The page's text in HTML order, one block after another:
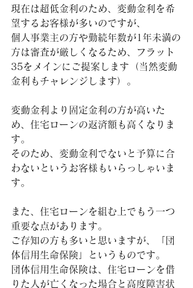
現在は超低金利のため、変動金利を希
望するお客様が多いのですが、
個人事業主の方や勤続年数が1年未満の
方は審査が厳しくなるため、フラット
35をメインにご提案します（当然変動
金利もチャレンジします）。
変動金利より固定金利の方が高いた
め、住宅ローンの返済額も高くなりま
す。
そのため、変動金利でないと予算に合
わないというお客様もいらっしゃいま
す。
また、住宅ローンを組む上でもう一つ
重要な点があります。
ご存知の方も多いと思いますが、「団
体信用生命保険」というものです。
団体信用生命保険は、住宅ローンを借
りた人が亡くなった場合と高度障害状